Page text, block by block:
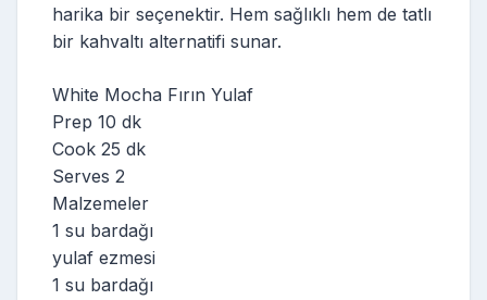
harika bir seçenektir. Hem sağlıklı hem de tatlı
bir kahvaltı alternatifi sunar.
White Mocha Fırın Yulaf
Prep 10 dk
Cook 25 dk
Serves 2
Malzemeler
1 su bardağı
yulaf ezmesi
1 su bardağı